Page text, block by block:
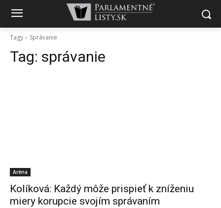
Tagy Správanie
Tag: správanie
Aréna
Kolíková: Každý môže prispieť k zníženiu
miery korupcie svojím správaním